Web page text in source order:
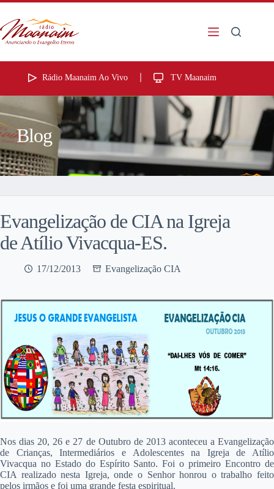
Rádio Maanaim Ao Vivo TV Maanaim
Blog
Evangelização de CIA na Igreja
de Atílio Vivacqua-ES.
17/12/2013 Evangelização CIA
Nos dias 20, 26 e 27 de Outubro de 2013 aconteceu a Evangelização
de Crianças, Intermediários e Adolescentes na Igreja de Atílio
Vivacqua no Estado do Espírito Santo. Foi o primeiro Encontro de
CIA realizado nesta Igreja, onde o Senhor honrou o trabalho feito
pelos irmãos e foi uma grande festa espiritual.